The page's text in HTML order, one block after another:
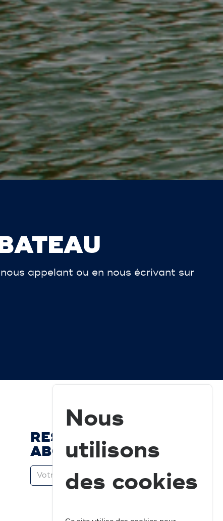
appelant ou en nous écrivant sur
RESTEZ À JOUR ET
ABONNEZ-VOUS
Nous
utilisons
des cookies